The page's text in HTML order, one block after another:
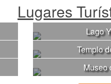
Lugares
Lago
Templo
Museo